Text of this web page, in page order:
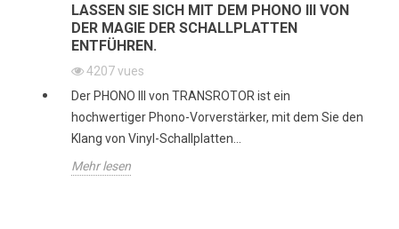
LASSEN SIE SICH MIT DEM PHONO III VON
DER MAGIE DER SCHALLPLATTEN
ENTFÜHREN.
4207vues
Der PHONO III von TRANSROTOR ist ein
hochwertiger Phono-Vorverstärker, mit dem Sie den
Klang von Vinyl-Schallplatten...
Mehr lesen